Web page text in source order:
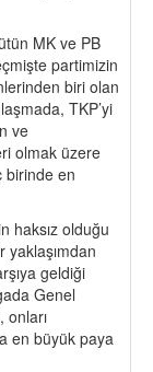
MK ve PB
partimizin
biri olan
TKP’yi
ve
olmak üzere
birinde en
haksız olduğu
yaklaşımdan
geldiği
Genel
onları
en büyük paya